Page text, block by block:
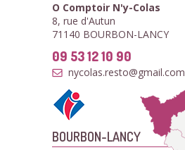
O Comptoir N'y-Colas
8, rue d'Autun
71140 BOURBON-LANCY
09 53 12 10 90
nycolas.resto@gmail.com
BOURBON-LANCY